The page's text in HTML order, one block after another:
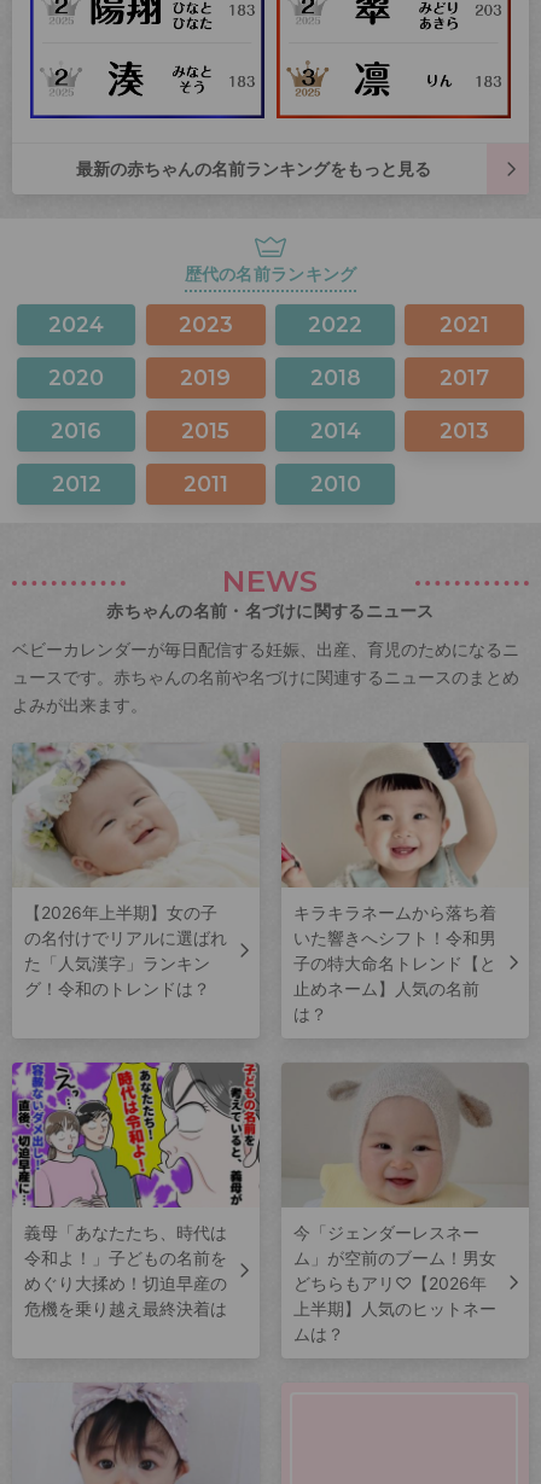
最新の赤ちゃんの名前ランキングをもっと見る
歴代の名前ランキング
2024 2023 2022 2021
2020 2019 2018 2017
2016 2015 2014 2013
2012 2011 2010
NEWS
赤ちゃんの名前・名づけに関するニュース
ベビーカレンダーが毎日配信する妊娠、出産、育児のためになるニ
ュースです。赤ちゃんの名前や名づけに関連するニュースのまとめ
よみが出来ます。
【2026年上半期】女の子
の名付けでリアルに選ばれ
た「人気漢字」ランキン
グ！令和のトレンドは？
キラキラネームから落ち着
いた響きへシフト！令和男
子の特大命名トレンド【と
止めネーム】人気の名前
は？
義母「あなたたち、時代は
令和よ！」子どもの名前を
めぐり大揉め！切迫早産の
危機を乗り越え最終決着は
今「ジェンダーレスネー
ム」が空前のブーム！男女
どちらもアリ♡【2026年
上半期】人気のヒットネー
ムは？